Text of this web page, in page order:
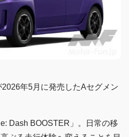
年5月に発売したAセグメン
Dash BOOSTER」。日常の移